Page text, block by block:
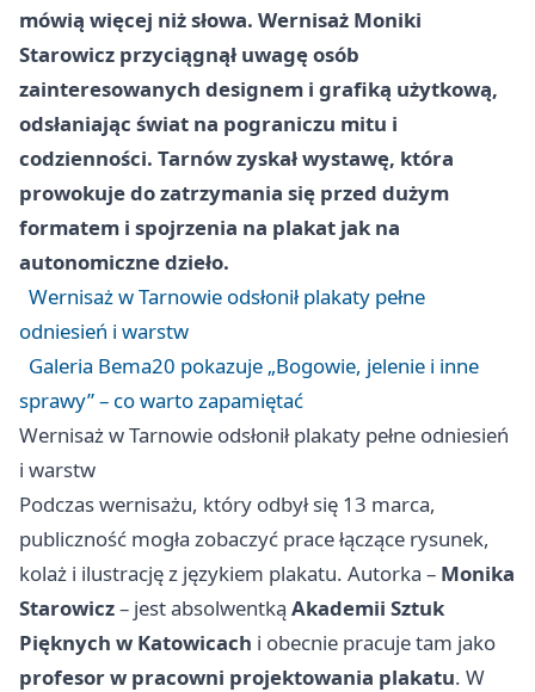
mówią więcej niż słowa. Wernisaż Moniki
Starowicz przyciągnął uwagę osób
zainteresowanych designem i grafiką użytkową,
odsłaniając świat na pograniczu mitu i
codzienności. Tarnów zyskał wystawę, która
prowokuje do zatrzymania się przed dużym
formatem i spojrzenia na plakat jak na
autonomiczne dzieło.
Wernisaż w Tarnowie odsłonił plakaty pełne
odniesień i warstw
Galeria Bema20 pokazuje „Bogowie, jelenie i inne
sprawy” – co warto zapamiętać
Wernisaż w Tarnowie odsłonił plakaty pełne odniesień
i warstw
Podczas wernisażu, który odbył się 13 marca,
publiczność mogła zobaczyć prace łączące rysunek,
kolaż i ilustrację z językiem plakatu. Autorka – Monika
Starowicz– jest absolwentką Akademii Sztuk
Pięknych w Katowicach i obecnie pracuje tam jako
profesor w pracowni projektowania plakatu. W